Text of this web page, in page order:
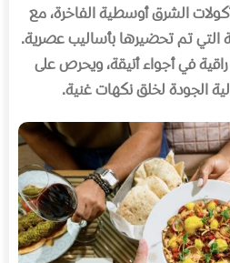
الشرق أوسطية الفاخرة، مع
التي تم تحضيرها بأساليب عصرية.
في أجواء أنيقة، ويحرص على
الجودة لخلق نكهات غنية.